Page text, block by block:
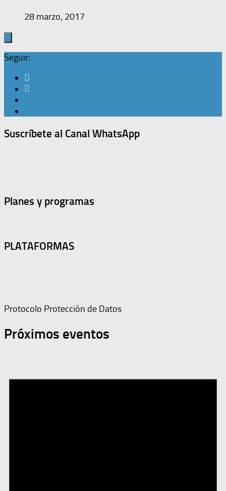
28 marzo, 2017
Seguir:
Suscríbete al Canal WhatsApp
Planes y programas
PLATAFORMAS
Protocolo Protección de Datos
Próximos eventos